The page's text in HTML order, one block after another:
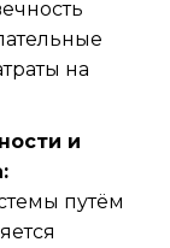
на
и
путём